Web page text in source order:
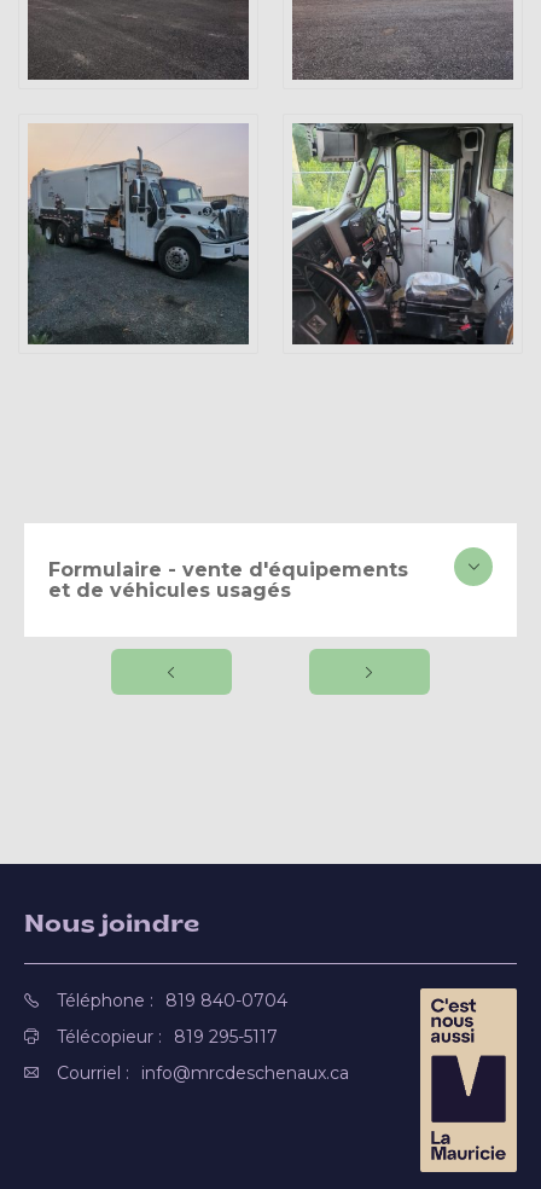
Formulaire - vente d'équipements
et de véhicules usagés
Nous joindre
Téléphone :
819 840-0704
Télécopieur :
819 295-5117
Courriel :
info@mrcdeschenaux.ca